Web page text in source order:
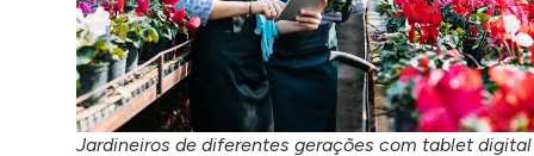
Jardineiros de diferentes gerações com tablet digital